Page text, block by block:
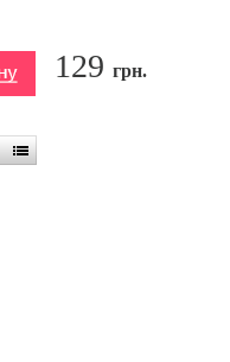
129 грн.